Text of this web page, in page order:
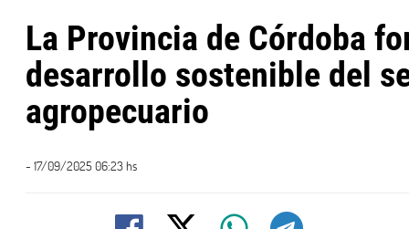
La Provincia de Córdoba
desarrollo sostenible del
agropecuario
- 17/09/2025 06:23 hs